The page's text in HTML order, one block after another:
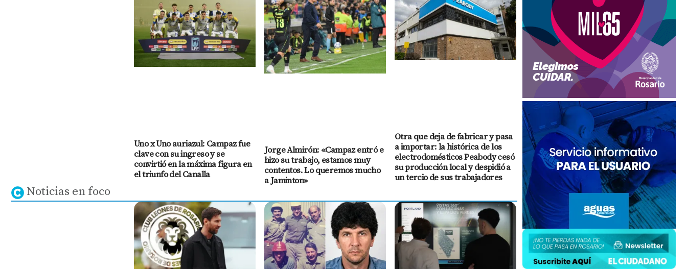
Uno x Uno auriazul: Campaz fue
clave con su ingreso y se
convirtió en la máxima figura en
el triunfo del Canalla
Jorge Almirón: «Campaz entró e
hizo su trabajo, estamos muy
contentos. Lo queremos mucho
a Jaminton»
Otra que deja de fabricar y pasa
a importar: la histórica de los
electrodomésticos Peabody cesó
su producción local y despidió a
un tercio de sus trabajadores
Noticias en foco